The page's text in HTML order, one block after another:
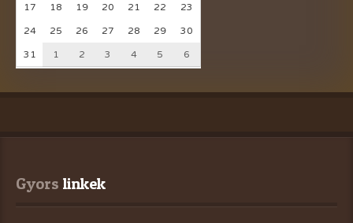
17 18 19 20 21 22 23
24 25 26 27 28 29 30
31 1 2 3 4 5 6
Gyors linkek